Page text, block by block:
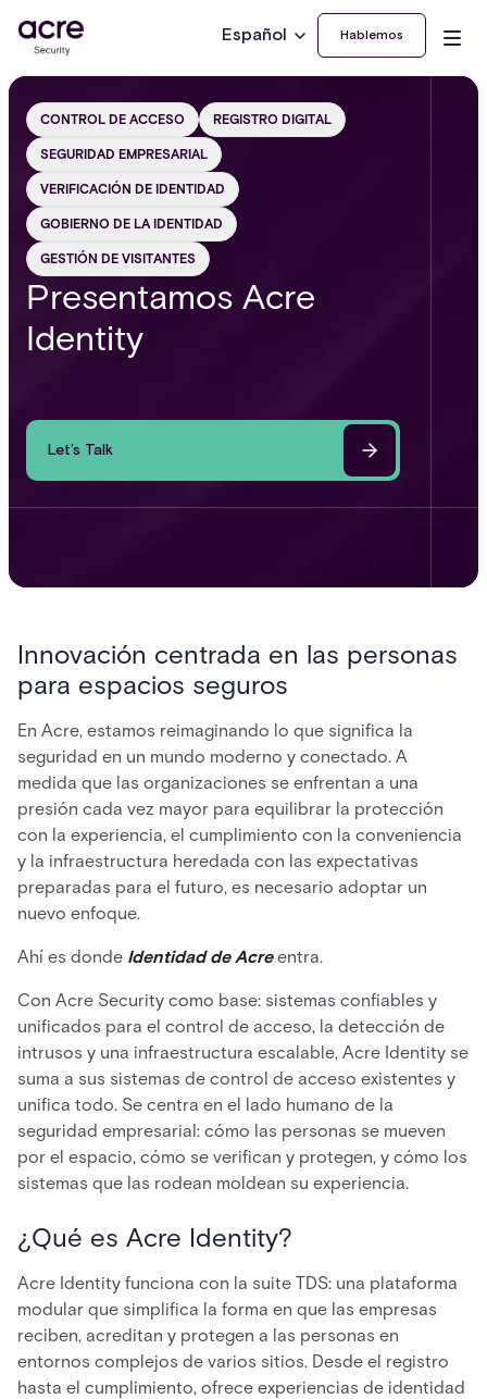
Español Hablemos
CONTROL DE ACCESO REGISTRO DIGITAL
SEGURIDAD EMPRESARIAL
VERIFICACIÓN DE IDENTIDAD
GOBIERNO DE LA IDENTIDAD
GESTIÓN DE VISITANTES
Presentamos Acre
Identity
Let’s Talk
Innovación centrada en las personas
para espacios seguros
En Acre, estamos reimaginando lo que significa la
seguridad en un mundo moderno y conectado. A
medida que las organizaciones se enfrentan a una
presión cada vez mayor para equilibrar la protección
con la experiencia, el cumplimiento con la conveniencia
y la infraestructura heredada con las expectativas
preparadas para el futuro, es necesario adoptar un
nuevo enfoque.
Ahí es donde Identidad de Acreentra.
Con Acre Security como base: sistemas confiables y
unificados para el control de acceso, la detección de
intrusos y una infraestructura escalable, Acre Identity se
suma a sus sistemas de control de acceso existentes y
unifica todo. Se centra en el lado humano de la
seguridad empresarial: cómo las personas se mueven
por el espacio, cómo se verifican y protegen, y cómo los
sistemas que las rodean moldean su experiencia.
¿Qué es Acre Identity?
Acre Identity funciona con la suite TDS: una plataforma
modular que simplifica la forma en que las empresas
reciben, acreditan y protegen a las personas en
entornos complejos de varios sitios. Desde el registro
hasta el cumplimiento, ofrece experiencias de identidad